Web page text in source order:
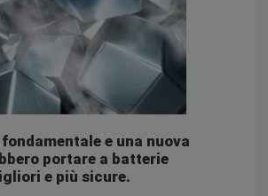
e una nuova
portare a batterie
e più sicure.